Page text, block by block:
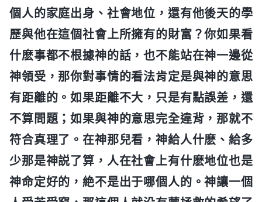
個人的家庭出身、社會地位，還有他後天的學
歷與他在這個社會上所擁有的財富？你如果看
什麽事都不根據神的話，也不能站在神一邊從
神領受，那你對事情的看法肯定是與神的意思
有距離的。如果距離不大，只是有點誤差，還
不算問題；如果與神的意思完全違背，那就不
符合真理了。在神那兒看，神給人什麽、給多
少那是神説了算，人在社會上有什麽地位也是
神命定好的，絶不是出于哪個人的。神讓一個